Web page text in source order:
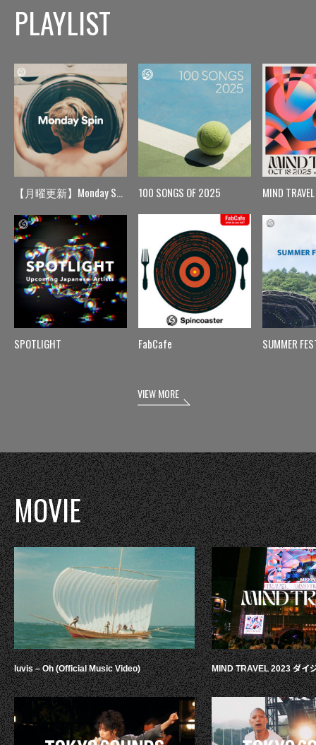
PLAYLIST
【月曜更新】Monday Spin
SPOTLIGHT
100 SONGS OF 2025
FabCafe
MIND TRAVEL
SUMMER
VIEW MORE
MOVIE
luvis – Oh (Official Music Video) MIND TRAVEL 2023 ダイ